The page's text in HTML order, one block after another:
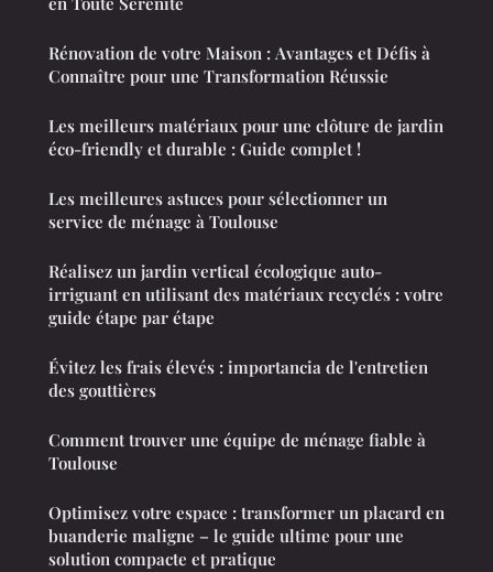
Rénovation de votre Maison : Avantages et Défis à
Connaître pour une Transformation Réussie
Les meilleurs matériaux pour une clôture de jardin
éco-friendly et durable : Guide complet !
Les meilleures astuces pour sélectionner un
service de ménage à Toulouse
Réalisez un jardin vertical écologique auto-
irriguant en utilisant des matériaux recyclés : votre
guide étape par étape
Évitez les frais élevés : importancia de l'entretien
des gouttières
Comment trouver une équipe de ménage fiable à
Toulouse
Optimisez votre espace : transformer un placard en
buanderie maligne – le guide ultime pour une
solution compacte et pratique